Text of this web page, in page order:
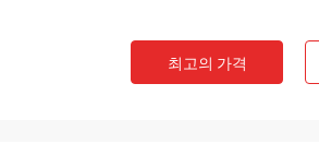
최고의 가격